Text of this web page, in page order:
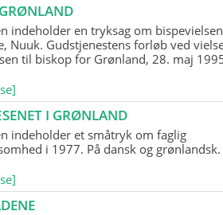
indeholder en tryksag om
Nuuk. Gudstjenestens forløb ved
til biskop for Grønland, 28. maj
I GRØNLAND
indeholder et småtryk om faglig
i 1977. På dansk og grønlandsk.